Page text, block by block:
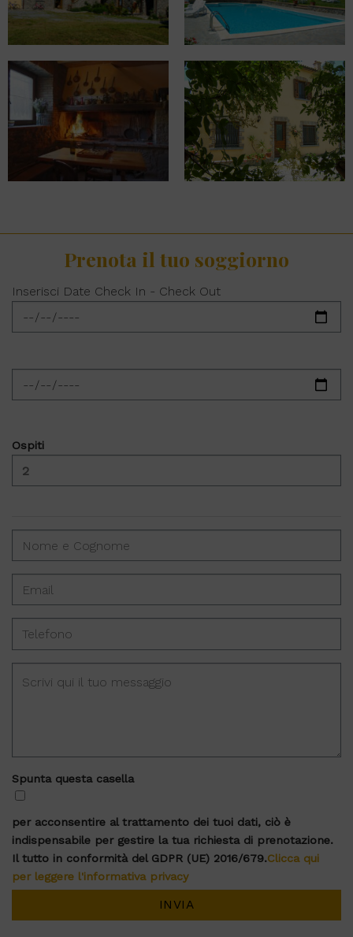
Prenota il tuo soggiorno
Inserisci Date Check In - Check Out
Ospiti
Spunta questa casella
per acconsentire al trattamento dei tuoi dati, ciò è
indispensabile per gestire la tua richiesta di prenotazione.
Il tutto in conformità del GDPR (UE) 2016/679.Clicca qui
per leggere l'informativa privacy